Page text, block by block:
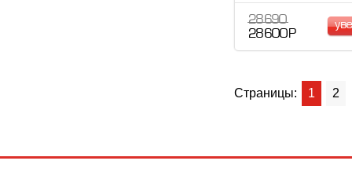
28 690
28 600 Р
Страницы: 1 2